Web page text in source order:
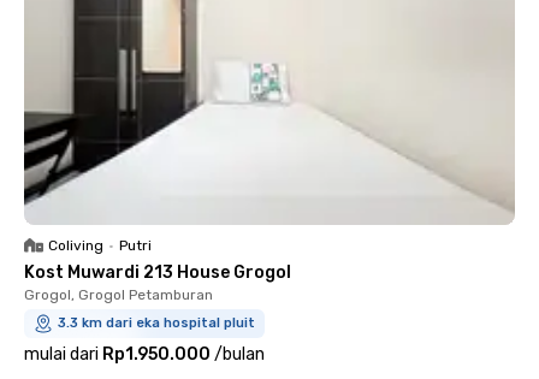
Coliving • Putri
Kost Muwardi 213 House Grogol
Grogol, Grogol Petamburan
3.3 km dari eka hospital pluit
mulai dari Rp1.950.000 /bulan